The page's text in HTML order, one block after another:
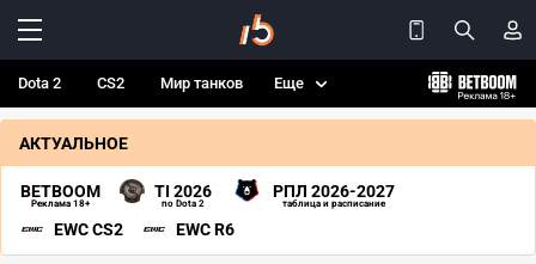
Dota 2 CS2 Мир танков Еще
АКТУАЛЬНОЕ
BETBOOM
Реклама 18+
TI 2026
по Dota 2
РПЛ 2026-2027
таблица и расписание
EWC CS2 EWC R6